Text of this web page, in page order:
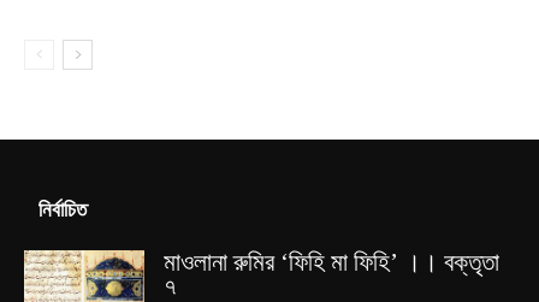
নির্বাচিত
মাওলানা রুমির ‘ফিহি মা ফিহি’ ।। বক্তৃতা
৭